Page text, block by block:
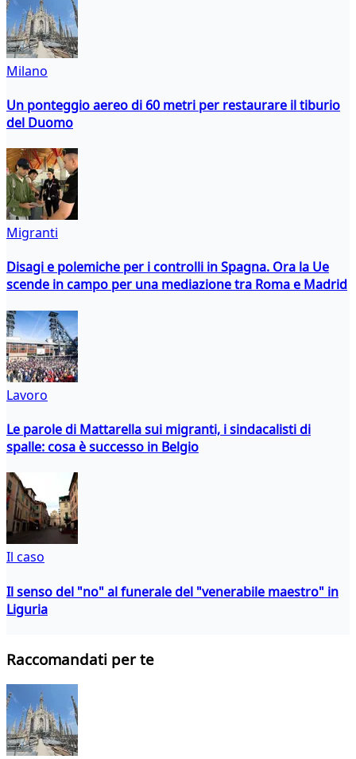
Milano
Un ponteggio aereo di 60 metri per restaurare il tiburio
del Duomo
Migranti
Disagi e polemiche per i controlli in Spagna. Ora la Ue
scende in campo per una mediazione tra Roma e Madrid
Lavoro
Le parole di Mattarella sui migranti, i sindacalisti di
spalle: cosa è successo in Belgio
Il caso
Il senso del "no" al funerale del "venerabile maestro" in
Liguria
Raccomandati per te